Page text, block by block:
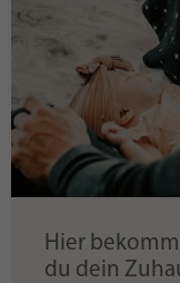
Hier
du dein